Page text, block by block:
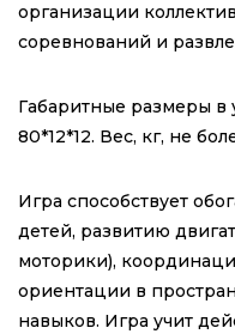
организации
соревнований и
Габаритные размеры в
80*12*12. Вес, кг, не
Игра способствует
детей, развитию
моторики),
ориентации в
навыков. Игра учит